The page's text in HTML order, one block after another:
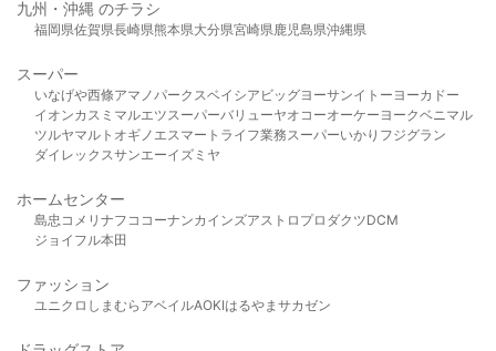
九州・沖縄 のチラシ
福岡県佐賀県長崎県熊本県大分県宮崎県鹿児島県沖縄県
スーパー
いなげや西條アマノパークスベイシア ビッグヨーサンイトーヨーカドー
イオンカスミ マルエツスーパーバリューヤオコーオーケー ヨークベニマル
ツルヤマルト オギノ エスマート ライフ業務スーパーいかり フジグラン
ダイレックスサンエーイズミヤ
ホームセンター
島忠 コメリ ナフコ コーナンカインズアストロプロダクツDCM
ジョイフル本田
ファッション
ユニクロ しまむら アベイルAOKIはるやま サカゼン